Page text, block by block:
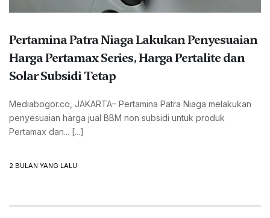
Pertamina Patra Niaga Lakukan Penyesuaian
Harga Pertamax Series, Harga Pertalite dan
Solar Subsidi Tetap
Mediabogor.co, JAKARTA– Pertamina Patra Niaga melakukan
penyesuaian harga jual BBM non subsidi untuk produk
Pertamax dan... [...]
2 BULAN YANG LALU